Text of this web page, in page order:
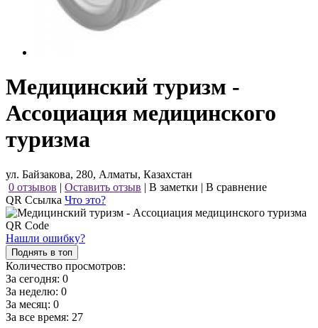
Медицинский туризм -
Ассоциация медицинского
туризма
ул. Байзакова, 280, Алматы, Казахстан
0 отзывов | Оставить отзыв | В заметки | В сравнение
QR Ссылка Что это?
Нашли ошибку?
Поднять в топ
Количество просмотров:
За сегодня: 0
За неделю: 0
За месяц: 0
За все время: 27